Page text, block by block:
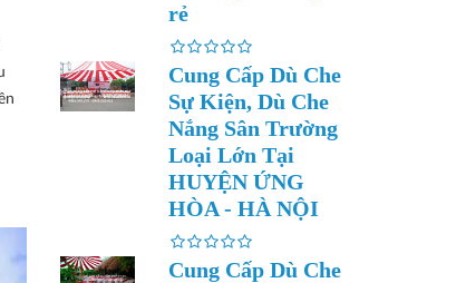
rẻ
Cung Cấp Dù Che
Sự Kiện, Dù Che
Nắng Sân Trường
Loại Lớn Tại
HUYỆN ỨNG
HÒA - HÀ NỘI
Cung Cấp Dù Che